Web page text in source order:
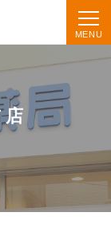
店